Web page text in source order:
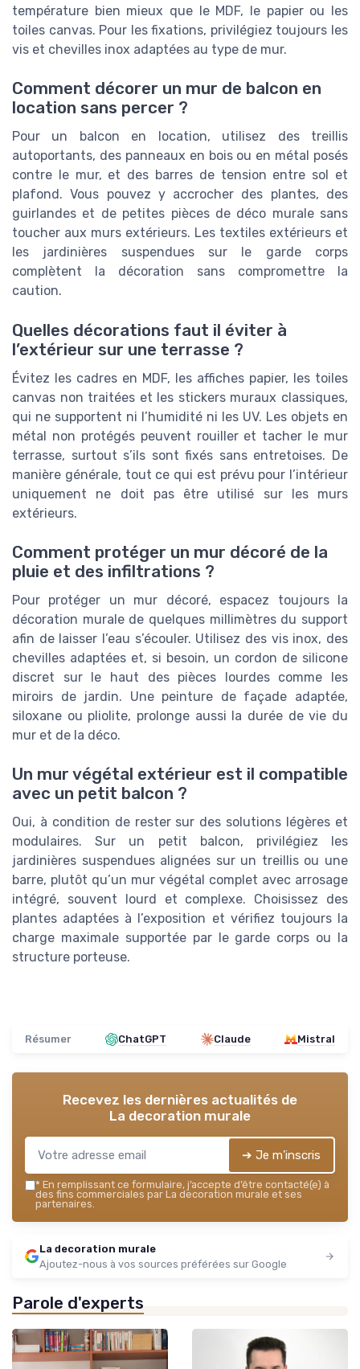
température bien mieux que le MDF, le papier ou les
toiles canvas. Pour les fixations, privilégiez toujours les
vis et chevilles inox adaptées au type de mur.
Comment décorer un mur de balcon en
location sans percer ?
Pour un balcon en location, utilisez des treillis
autoportants, des panneaux en bois ou en métal posés
contre le mur, et des barres de tension entre sol et
plafond. Vous pouvez y accrocher des plantes, des
guirlandes et de petites pièces de déco murale sans
toucher aux murs extérieurs. Les textiles extérieurs et
les jardinières suspendues sur le garde corps
complètent la décoration sans compromettre la
caution.
Quelles décorations faut il éviter à
l’extérieur sur une terrasse ?
Évitez les cadres en MDF, les affiches papier, les toiles
canvas non traitées et les stickers muraux classiques,
qui ne supportent ni l’humidité ni les UV. Les objets en
métal non protégés peuvent rouiller et tacher le mur
terrasse, surtout s’ils sont fixés sans entretoises. De
manière générale, tout ce qui est prévu pour l’intérieur
uniquement ne doit pas être utilisé sur les murs
extérieurs.
Comment protéger un mur décoré de la
pluie et des infiltrations ?
Pour protéger un mur décoré, espacez toujours la
décoration murale de quelques millimètres du support
afin de laisser l’eau s’écouler. Utilisez des vis inox, des
chevilles adaptées et, si besoin, un cordon de silicone
discret sur le haut des pièces lourdes comme les
miroirs de jardin. Une peinture de façade adaptée,
siloxane ou pliolite, prolonge aussi la durée de vie du
mur et de la déco.
Un mur végétal extérieur est il compatible
avec un petit balcon ?
Oui, à condition de rester sur des solutions légères et
modulaires. Sur un petit balcon, privilégiez les
jardinières suspendues alignées sur un treillis ou une
barre, plutôt qu’un mur végétal complet avec arrosage
intégré, souvent lourd et complexe. Choisissez des
plantes adaptées à l’exposition et vérifiez toujours la
charge maximale supportée par le garde corps ou la
structure porteuse.
Résumer ChatGPT Claude Mistral
Recevez les dernières actualités de
La decoration murale
➔ Je m'inscris
* En remplissant ce formulaire, j’accepte d’être contacté(e) à
des fins commerciales par La decoration murale et ses
partenaires.
La decoration murale
Ajoutez-nous à vos sources préférées sur Google
Parole d'experts